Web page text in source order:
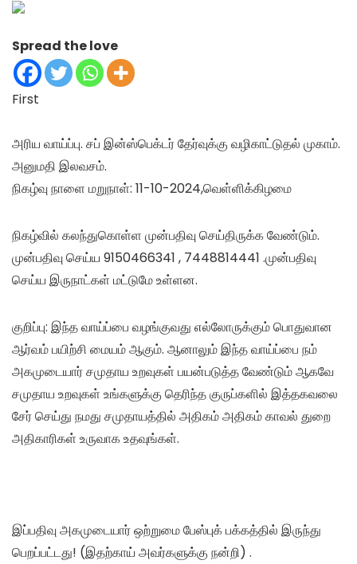
Spread the love
First
அரிய வாய்ப்பு. சப் இன்ஸ்பெக்டர் தேர்வுக்கு வழிகாட்டுதல் முகாம்.
அனுமதி இலவசம்.
நிகழ்வு நாளை மறுநாள்: 11-10-2024,வெள்ளிக்கிழமை
நிகழ்வில் கலந்துகொள்ள முன்பதிவு செய்திருக்க வேண்டும்.
முன்பதிவு செய்ய 9150466341 , 7448814441 .முன்பதிவு
செய்ய இருநாட்கள் மட்டுமே உள்ளன.
குறிப்பு: இந்த வாய்ப்பை வழங்குவது எல்லோருக்கும் பொதுவான
ஆர்வம் பயிற்சி மையம் ஆகும். ஆனாலும் இந்த வாய்ப்பை நம்
அகமுடையார் சமுதாய உறவுகள் பயன்படுத்த வேண்டும் ஆகவே
சமுதாய உறவுகள் உங்களுக்கு தெரிந்த குருப்களில் இத்தகவலை
சேர் செய்து நமது சமுதாயத்தில் அதிகம் அதிகம் காவல் துறை
அதிகாரிகள் உருவாக உதவுங்கள்.
இப்பதிவு அகமுடையார் ஒற்றுமை பேஸ்புக் பக்கத்தில் இருந்து
பெறப்பட்டது! (இதற்காய் அவர்களுக்கு நன்றி) .